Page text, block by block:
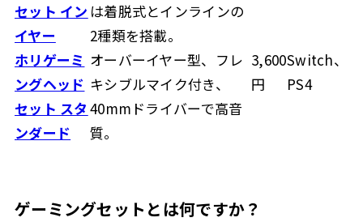
セット イン
イヤー
は着脱式とインラインの
2種類を搭載。
ホリゲーミ
ングヘッド
セット スタ
ンダード
オーバーイヤー型、フレ
キシブルマイク付き、
40mmドライバーで高音
質。
3,600
円
Switch、
PS4
ゲーミングセットとは何ですか？